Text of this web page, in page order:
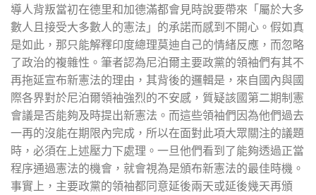
導人背叛當初在德里和加德滿都會見時說要帶來「屬於大多
數人且接受大多數人的憲法」的承諾而感到不開心。假如真
是如此，那只能解釋印度總理莫迪自己的情緒反應，而忽略
了政治的複雜性。筆者認為尼泊爾主要政黨的領袖們有其不
再拖延宣布新憲法的理由，其背後的邏輯是，來自國內與國
際各界對於尼泊爾領袖強烈的不安感，質疑該國第二期制憲
會議是否能夠及時提出新憲法。而這些領袖們因為他們過去
一再的沒能在期限內完成，所以在面對此項大眾關注的議題
時，必須在上述壓力下處理。一旦他們看到了能夠透過正當
程序通過憲法的機會，就會視為是頒布新憲法的最佳時機。
事實上，主要政黨的領袖都同意延後兩天或延後幾天再頒